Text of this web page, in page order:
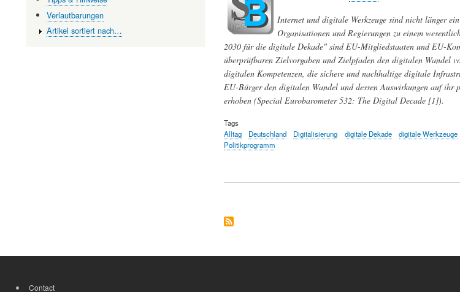
Internet und digitale Werkzeuge sind nicht länger
Organisationen und Regierungen zu einem
2030 für die digitale Dekade" sind EU-Mitgliedstaaten und EU-
überprüfbaren Zielvorgaben und Zielpfaden den digitalen Wandel
digitalen Kompetenzen, die sichere und nachhaltige digitale
EU-Bürger den digitalen Wandel und dessen Auswirkungen auf
erhoben (Special Eurobarometer 532: The Digital Decade [1]).
Tags
Alltag
Deutschland Digitalisierung digitale Dekade digitale Werkzeuge
Politikprogramm
Verlautbarungen
Artikel sortiert nach…
Contact